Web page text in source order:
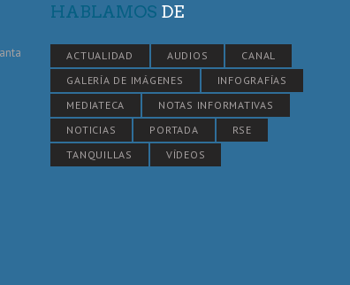
HABLAMOS DE
ACTUALIDAD AUDIOS
CANAL
GALERÍA DE IMÁGENES
INFOGRAFÍAS
MEDIATECA
NOTAS INFORMATIVAS
NOTICIAS
PORTADA
RSE
TANQUILLAS
VÍDEOS